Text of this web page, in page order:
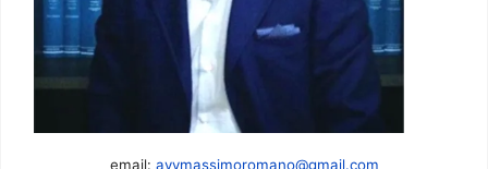
email: avvmassimoromano@gmail.com